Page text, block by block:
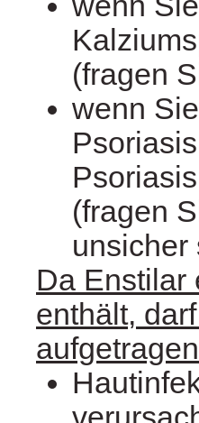
(fragen
wenn
(fragen
unsicher
Da Enstilar
enthält,